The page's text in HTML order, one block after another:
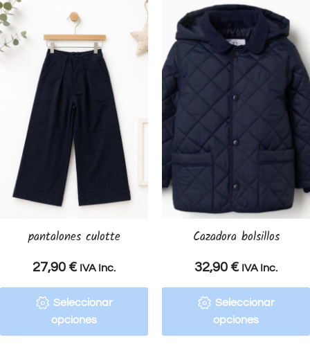
pantalones culotte
27,90 € IVA Inc.
Seleccionar
opciones
Cazadora bolsillos
32,90 € IVA Inc.
Seleccionar
opciones